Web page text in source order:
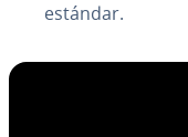
estándar.